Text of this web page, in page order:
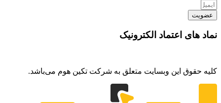
عضویت
نماد های اعتماد الکترونیک
کلیه حقوق این وبسایت متعلق به شرکت تکین هوم می‌باشد.